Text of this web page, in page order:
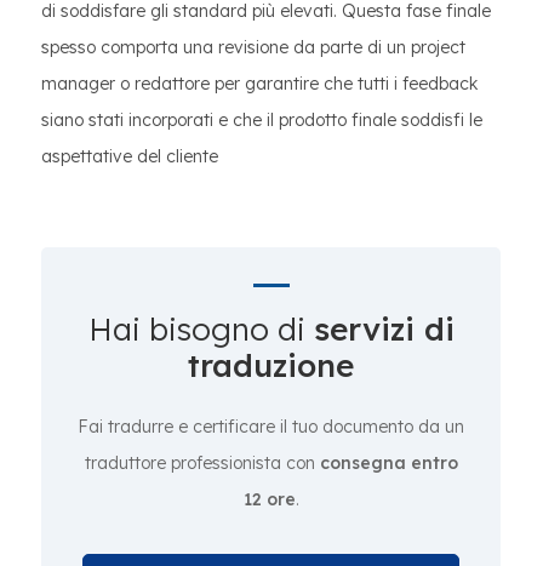
di soddisfare gli standard più elevati. Questa fase finale
spesso comporta una revisione da parte di un project
manager o redattore per garantire che tutti i feedback
siano stati incorporati e che il prodotto finale soddisfi le
aspettative del cliente
Hai bisogno di servizi di
traduzione
Fai tradurre e certificare il tuo documento da un
traduttore professionista con consegna entro
12 ore.